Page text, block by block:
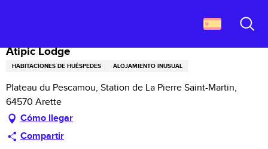
principal
Atipic Lodge
HABITACIONES DE HUÉSPEDES ALOJAMIENTO INUSUAL
Plateau du Pescamou, Station de La Pierre Saint-Martin,
64570 Arette
Cómo llegar
Compartir